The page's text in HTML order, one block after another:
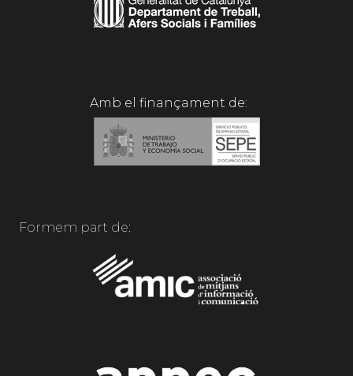
Amb el finançament de:
Formem part de: